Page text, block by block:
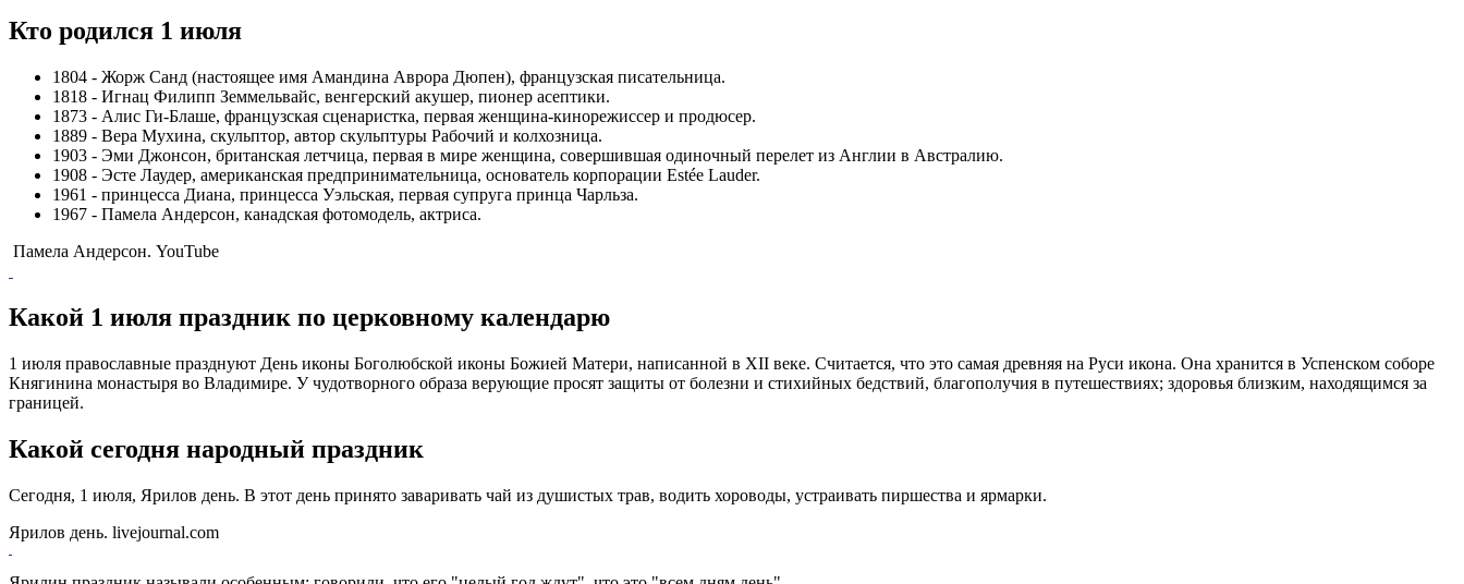
Кто родился 1 июля
1804 - Жорж Санд (настоящее имя Амандина Аврора Дюпен), французская писательница.
1818 - Игнац Филипп Земмельвайс, венгерский акушер, пионер асептики.
1873 - Алис Ги-Блаше, французская сценаристка, первая женщина-кинорежиссер и продюсер.
1889 - Вера Мухина, скульптор, автор скульптуры Рабочий и колхозница.
1903 - Эми Джонсон, британская летчица, первая в мире женщина, совершившая одиночный перелет из Англии в Австралию.
1908 - Эсте Лаудер, американская предпринимательница, основатель корпорации Estée Lauder.
1961 - принцесса Диана, принцесса Уэльская, первая супруга принца Чарльза.
1967 - Памела Андерсон, канадская фотомодель, актриса.
Памела Андерсон. YouTube
Какой 1 июля праздник по церковному календарю
1 июля православные празднуют День иконы Боголюбской иконы Божией Матери, написанной в XII веке. Считается, что это самая древняя на Руси икона. Она хранится в Успенском соборе
Княгинина монастыря во Владимире. У чудотворного образа верующие просят защиты от болезни и стихийных бедствий, благополучия в путешествиях; здоровья близким, находящимся за
границей.
Какой сегодня народный праздник
Сегодня, 1 июля, Ярилов день. В этот день принято заваривать чай из душистых трав, водить хороводы, устраивать пиршества и ярмарки.
Ярилов день. livejournal.com